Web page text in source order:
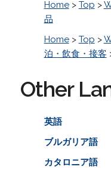
Home> Top >
品
Home> Top >
泊・飲食・接客
Other
英語
ブルガリア語
カタロニア語